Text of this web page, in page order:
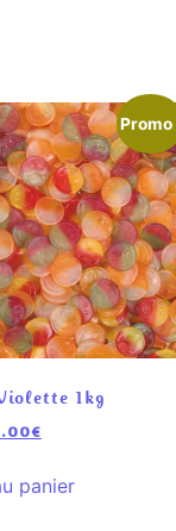
Promo
1kg
€
panier